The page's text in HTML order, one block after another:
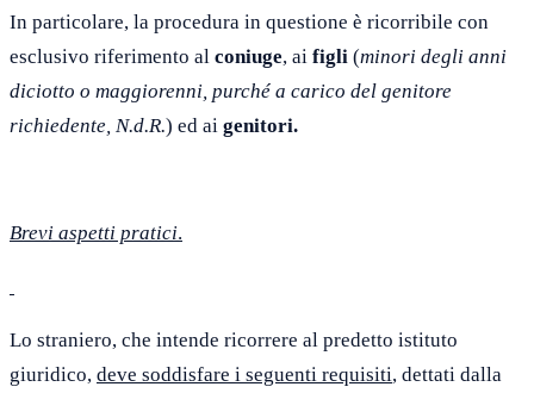
In particolare, la procedura in questione è ricorribile con
esclusivo riferimento al coniuge, ai figli (minori degli anni
diciotto o maggiorenni, purché a carico del genitore
richiedente, N.d.R.) ed ai genitori.
Brevi aspetti pratici.
Lo straniero, che intende ricorrere al predetto istituto
giuridico, deve soddisfare i seguenti requisiti, dettati dalla